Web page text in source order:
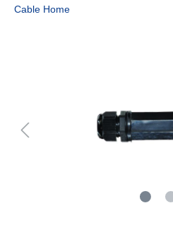
Cable Home